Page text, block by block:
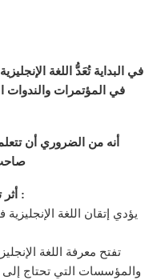
في البداية تُعَدُّ اللغة
في المؤتمرات والندوات
أنه من الضروري أن
أثر تعلم اللغة الإنجليزية ولماذا تبدء بالتعلم :
والمؤسسات التي تحتاج إلى